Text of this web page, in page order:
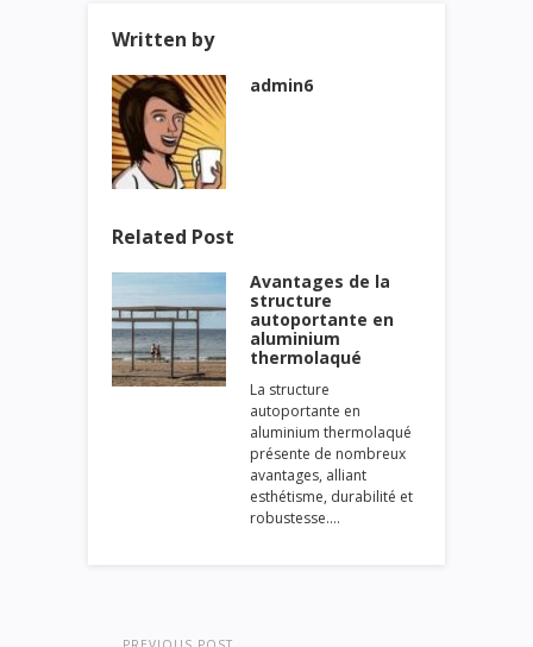
Written by
admin6
Related Post
Avantages de la
structure
autoportante en
aluminium
thermolaqué
La structure
autoportante en
aluminium thermolaqué
présente de nombreux
avantages, alliant
esthétisme, durabilité et
robustesse.…